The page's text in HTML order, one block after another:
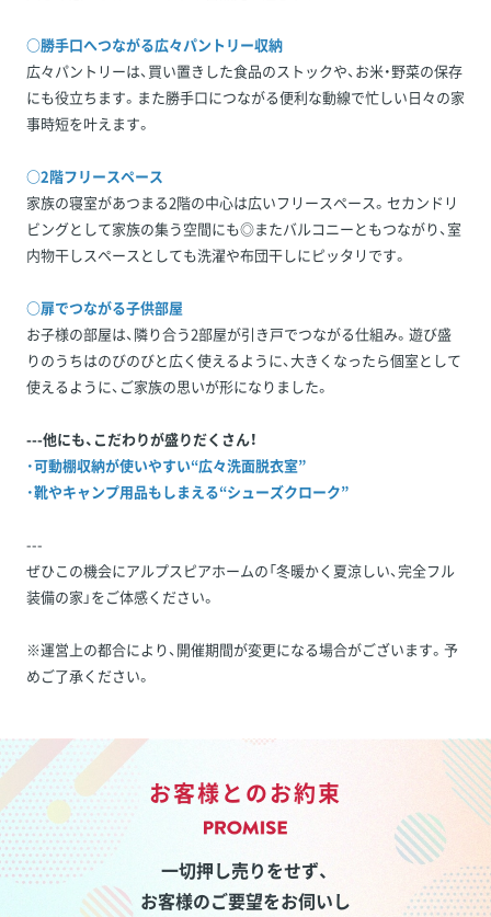
○勝手口へつながる広々パントリー収納
広々パントリーは、買い置きした食品のストックや、お米・野菜の保存
にも役立ちます。また勝手口につながる便利な動線で忙しい日々の家
事時短を叶えます。
○2階フリースペース
家族の寝室があつまる2階の中心は広いフリースペース。セカンドリ
ビングとして家族の集う空間にも◎またバルコニーともつながり、室
内物干しスペースとしても洗濯や布団干しにピッタリです。
○扉でつながる子供部屋
お子様の部屋は、隣り合う2部屋が引き戸でつながる仕組み。遊び盛
りのうちはのびのびと広く使えるように、大きくなったら個室として
使えるように、ご家族の思いが形になりました。
---他にも、こだわりが盛りだくさん！
・可動棚収納が使いやすい“広々洗面脱衣室”
・靴やキャンプ用品もしまえる“シューズクローク”
---
ぜひこの機会にアルプスピアホームの「冬暖かく夏涼しい、完全フル
装備の家」をご体感ください。
※運営上の都合により、開催期間が変更になる場合がございます。予
めご了承ください。
お客様とのお約束
一切押し売りをせず、
お客様のご要望をお伺いし